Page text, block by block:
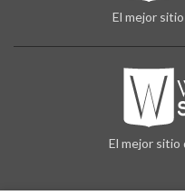
El mejor
El mejor sitio